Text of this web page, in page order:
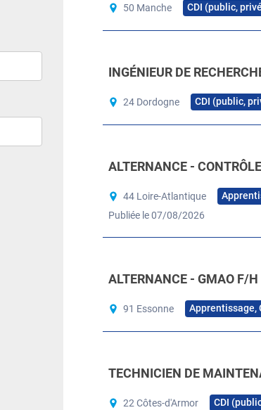
50 Manche CDI (public,
INGÉNIEUR DE
24 Dordogne CDI (public,
ALTERNANCE -
44 Loire-Atlantique
Publiée le 07/08/2026
ALTERNANCE - GMAO F/H
91 Essonne Apprentissage,
TECHNICIEN DE
22 Côtes-d'Armor CDI